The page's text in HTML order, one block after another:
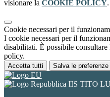
visionare la COOKIE POLICY.
Cookie necessari per il
I cookie necessari per il
disabilitati. È possibile
policy.
Accetta tutti Salva le preferenze
IIS TITO